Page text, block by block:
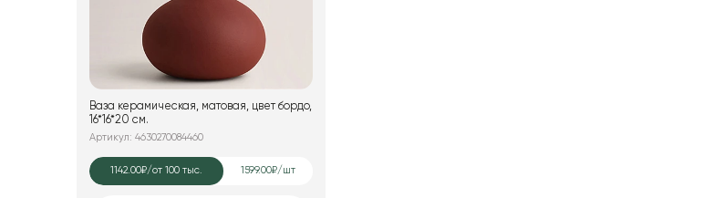
Ваза керамическая, матовая, цвет бордо,
16*16*20 см.
Артикул: 4630270084460
1142.00₽/от 100 тыс. 1599.00₽/шт